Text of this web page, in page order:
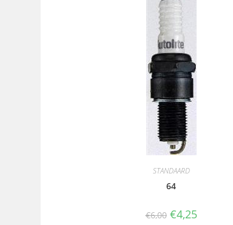
STANDAARD
64
€6,00 €4,25